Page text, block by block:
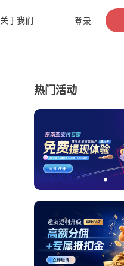
关于我们 登录
热门活动